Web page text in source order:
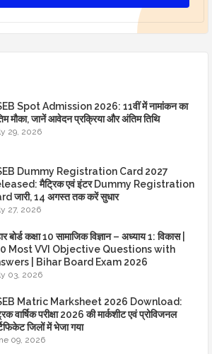
Spot Admission 2026: 11वीं में नामांकन का
मौका, जानें आवेदन प्रक्रिया और अंतिम तिथि
29, 2026
Dummy Registration Card 2027
मैट्रिक एवं इंटर Dummy Registration
जारी, 14 अगस्त तक करें सुधार
27, 2026
बोर्ड कक्षा 10 सामाजिक विज्ञान – अध्याय 1: विकास |
Most VVI Objective Questions with
| Bihar Board Exam 2026
03, 2026
Matric Marksheet 2026 Download:
वार्षिक परीक्षा 2026 की मार्कशीट एवं प्रोविजनल
जिलों में भेजा गया
09, 2026